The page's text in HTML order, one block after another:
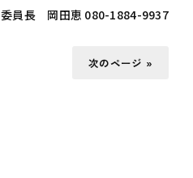
委員長 岡田恵 080-1884-9937
次のページ »